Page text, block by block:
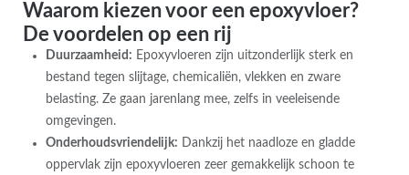
Waarom kiezen voor een epoxyvloer?
De voordelen op een rij
Duurzaamheid: Epoxyvloeren zijn uitzonderlijk sterk en
bestand tegen slijtage, chemicaliën, vlekken en zware
belasting. Ze gaan jarenlang mee, zelfs in veeleisende
omgevingen.
Onderhoudsvriendelijk: Dankzij het naadloze en gladde
oppervlak zijn epoxyvloeren zeer gemakkelijk schoon te